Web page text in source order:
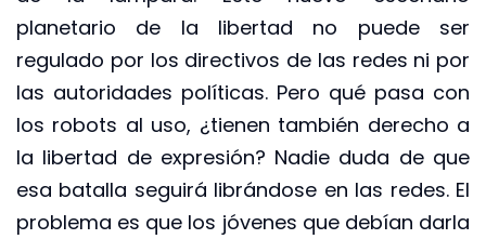
planetario de la libertad no puede ser
regulado por los directivos de las redes ni por
las autoridades políticas. Pero qué pasa con
los robots al uso, ¿tienen también derecho a
la libertad de expresión? Nadie duda de que
esa batalla seguirá librándose en las redes. El
problema es que los jóvenes que debían darla